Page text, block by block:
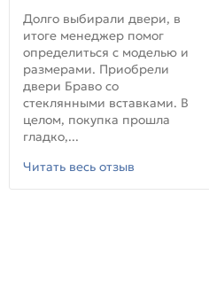
Долго выбирали двери, в
итоге менеджер помог
определиться с моделью и
размерами. Приобрели
двери Браво со
стеклянными вставками. В
целом, покупка прошла
гладко,...
Читать весь отзыв